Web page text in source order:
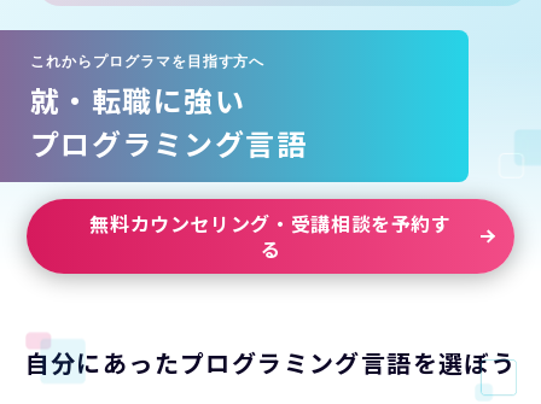
無料カウンセリング・受講相談を予約す
る
これからプログラマを目指す方へ
就 ・転職に強い
プログラミング言語
自分にあったプログラミング言語を選ぼう